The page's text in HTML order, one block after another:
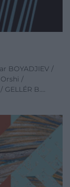
BOYADJIEV /
/
GELLÉR B.
MUREŞAN /
Péter /
Y PÁL /
Bálint /
+ U) / VÁRNAI